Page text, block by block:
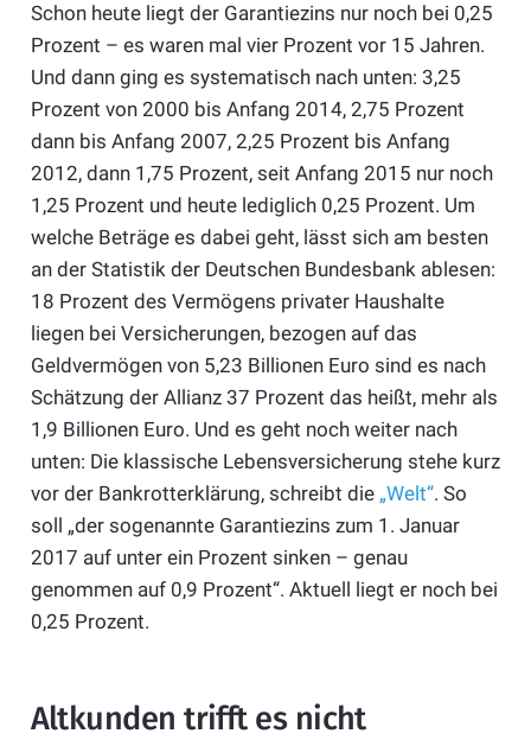
Schon heute liegt der Garantiezins nur noch bei 0,25
Prozent – es waren mal vier Prozent vor 15 Jahren.
Und dann ging es systematisch nach unten: 3,25
Prozent von 2000 bis Anfang 2014, 2,75 Prozent
dann bis Anfang 2007, 2,25 Prozent bis Anfang
2012, dann 1,75 Prozent, seit Anfang 2015 nur noch
1,25 Prozent und heute lediglich 0,25 Prozent. Um
welche Beträge es dabei geht, lässt sich am besten
an der Statistik der Deutschen Bundesbank ablesen:
18 Prozent des Vermögens privater Haushalte
liegen bei Versicherungen, bezogen auf das
Geldvermögen von 5,23 Billionen Euro sind es nach
Schätzung der Allianz 37 Prozent das heißt, mehr als
1,9 Billionen Euro. Und es geht noch weiter nach
unten: Die klassische Lebensversicherung stehe kurz
vor der Bankrotterklärung, schreibt die „Welt“. So
soll „der sogenannte Garantiezins zum 1. Januar
2017 auf unter ein Prozent sinken – genau
genommen auf 0,9 Prozent“. Aktuell liegt er noch bei
0,25 Prozent.
Altkunden trifft es nicht